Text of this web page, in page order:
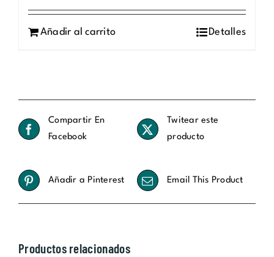
Añadir al carrito Detalles
Compartir En
Facebook
Twitear este
producto
Añadir a Pinterest Email This Product
Productos relacionados